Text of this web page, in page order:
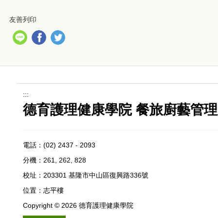
友善列印
:::
德育護理健康學院 餐旅廚藝管
電話：(02) 2437 - 2093
分機：261, 262, 828
校址：203301 基隆市中山區復興路336號
位置：志平樓
Copyright ©2026 德育護理健康學院